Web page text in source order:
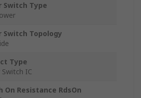
Switch Type
Switch Topology
Type
Switch IC
On Resistance RdsOn